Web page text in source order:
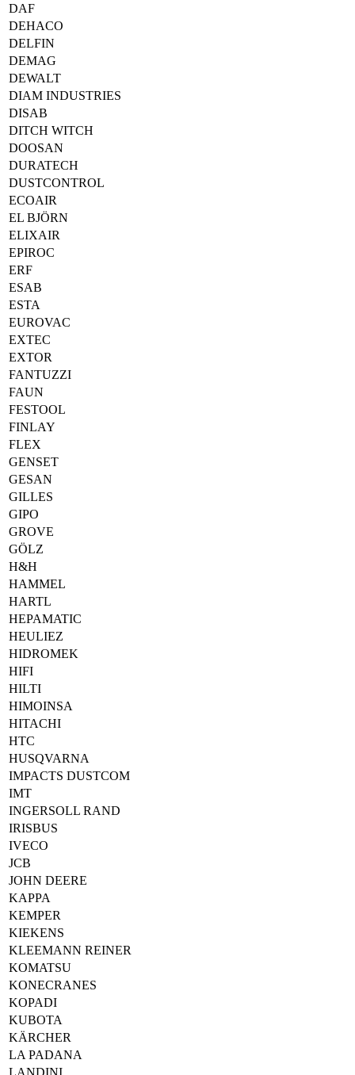
DAF
DEHACO
DELFIN
DEMAG
DEWALT
DIAM INDUSTRIES
DISAB
DITCH WITCH
DOOSAN
DURATECH
DUSTCONTROL
ECOAIR
EL BJÖRN
ELIXAIR
EPIROC
ERF
ESAB
ESTA
EUROVAC
EXTEC
EXTOR
FANTUZZI
FAUN
FESTOOL
FINLAY
FLEX
GENSET
GESAN
GILLES
GIPO
GROVE
GÖLZ
H&H
HAMMEL
HARTL
HEPAMATIC
HEULIEZ
HIDROMEK
HIFI
HILTI
HIMOINSA
HITACHI
HTC
HUSQVARNA
IMPACTS DUSTCOM
IMT
INGERSOLL RAND
IRISBUS
IVECO
JCB
JOHN DEERE
KAPPA
KEMPER
KIEKENS
KLEEMANN REINER
KOMATSU
KONECRANES
KOPADI
KUBOTA
KÄRCHER
LA PADANA
LANDINI